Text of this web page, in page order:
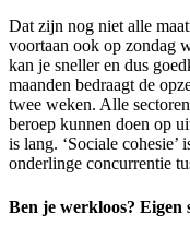
Dat zijn nog niet alle
voortaan ook op zondag
kan je sneller en dus
maanden bedraagt de
twee weken. Alle
beroep kunnen doen op
is lang. ‘Sociale cohesie’
onderlinge concurrentie
Ben je werkloos? Eigen